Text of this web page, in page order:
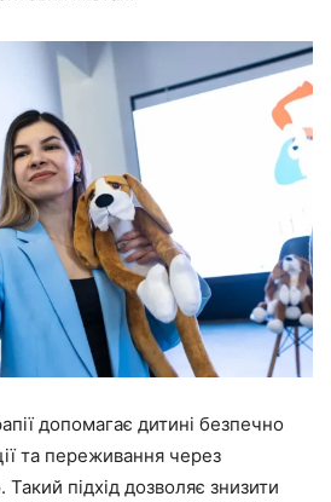
допомагає дитині безпечно
та переживання через
підхід дозволяє знизити